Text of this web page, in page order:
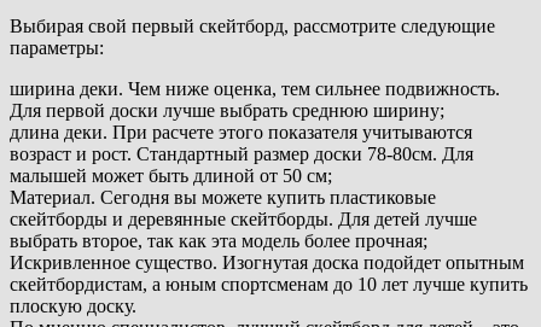
Выбирая свой первый скейтборд, рассмотрите следующие
параметры:
ширина деки. Чем ниже оценка, тем сильнее подвижность.
Для первой доски лучше выбрать среднюю ширину;
длина деки. При расчете этого показателя учитываются
возраст и рост. Стандартный размер доски 78-80см. Для
малышей может быть длиной от 50 см;
Материал. Сегодня вы можете купить пластиковые
скейтборды и деревянные скейтборды. Для детей лучше
выбрать второе, так как эта модель более прочная;
Искривленное существо. Изогнутая доска подойдет опытным
скейтбордистам, а юным спортсменам до 10 лет лучше купить
плоскую доску.